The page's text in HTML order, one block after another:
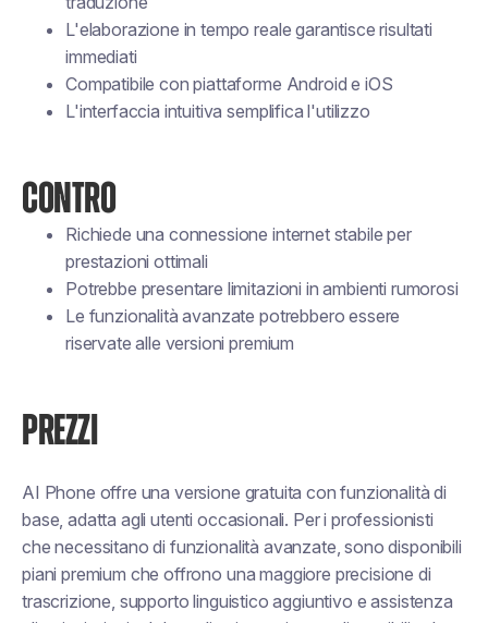
L'elaborazione in tempo reale garantisce risultati
immediati
Compatibile con piattaforme Android e iOS
L'interfaccia intuitiva semplifica l'utilizzo
CONTRO
Richiede una connessione internet stabile per
prestazioni ottimali
Potrebbe presentare limitazioni in ambienti rumorosi
Le funzionalità avanzate potrebbero essere
riservate alle versioni premium
PREZZI
AI Phone offre una versione gratuita con funzionalità di
base, adatta agli utenti occasionali. Per i professionisti
che necessitano di funzionalità avanzate, sono disponibili
piani premium che offrono una maggiore precisione di
trascrizione, supporto linguistico aggiuntivo e assistenza